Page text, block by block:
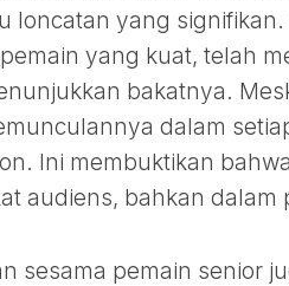
loncatan yang
yang kuat, telah
bakatnya.
dalam
Ini membuktikan
audiens, bahkan dalam
sesama pemain senior